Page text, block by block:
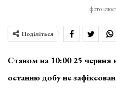
фото
Поділіться
Станом на 10:00 25 червня
останню добу не